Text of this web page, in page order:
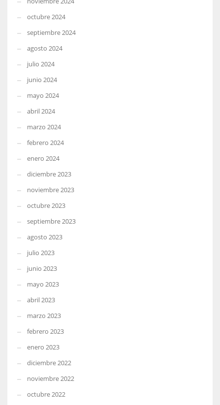
octubre 2024
septiembre 2024
agosto 2024
julio 2024
junio 2024
mayo 2024
abril 2024
marzo 2024
febrero 2024
enero 2024
diciembre 2023
noviembre 2023
octubre 2023
septiembre 2023
agosto 2023
julio 2023
junio 2023
mayo 2023
abril 2023
marzo 2023
febrero 2023
enero 2023
diciembre 2022
noviembre 2022
octubre 2022